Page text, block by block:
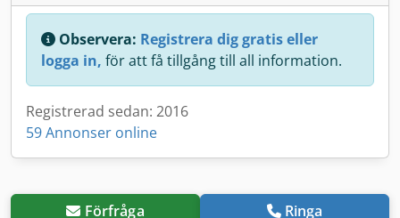
Observera: Registrera dig gratis eller
logga in, för att få tillgång till all information.
Registrerad sedan: 2016
59 Annonser online
Förfråga Ringa